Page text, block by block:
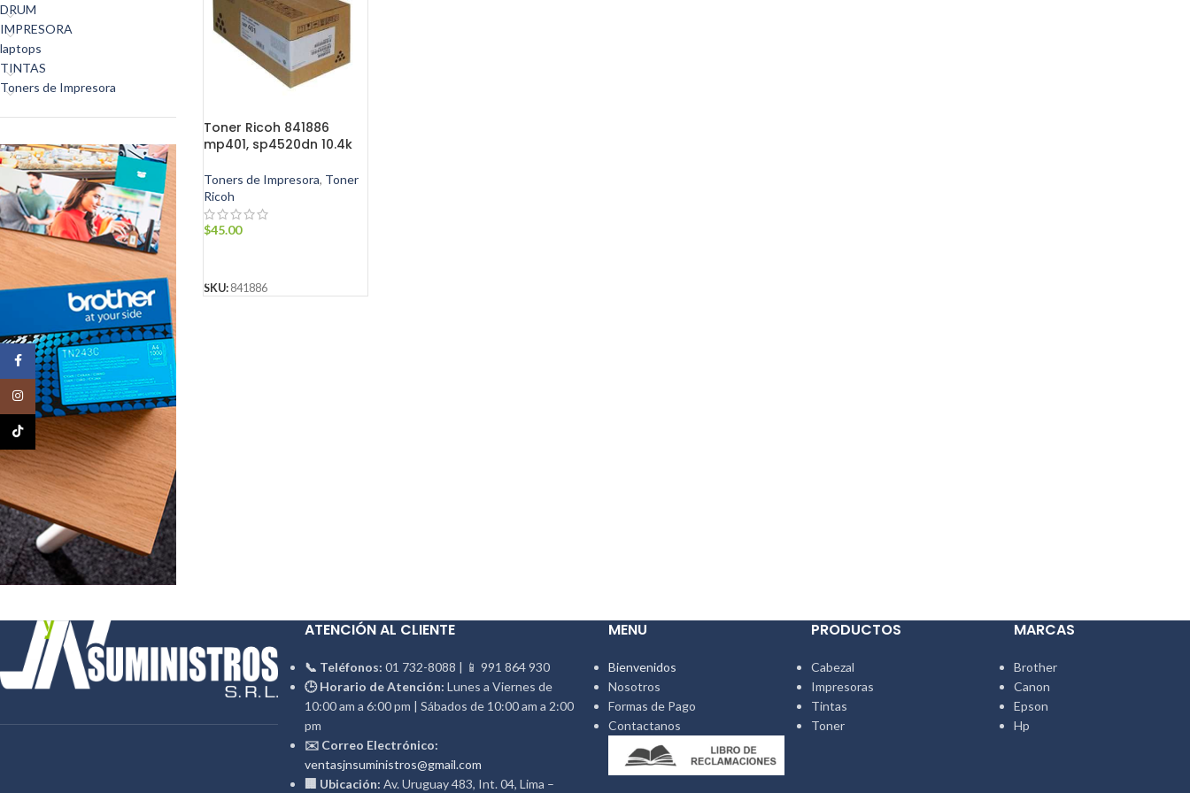
DRUM
IMPRESORA
laptops
TINTAS
Toners de Impresora
Toner Ricoh 841886
mp401, sp4520dn 10.4k
Toners de Impresora, Toner
Ricoh
$45.00
SKU: 841886
ATENCIÓN AL CLIENTE
📞 Teléfonos: 01 732-8088 | 📱 991 864 930
🕒 Horario de Atención: Lunes a Viernes de
10:00 am a 6:00 pm | Sábados de 10:00 am a 2:00
pm
✉️ Correo Electrónico:
ventasjnsuministros@gmail.com
🏢 Ubicación: Av. Uruguay 483, Int. 04, Lima –
MENU
Bienvenidos
Nosotros
Formas de Pago
Contactanos
PRODUCTOS
Cabezal
Impresoras
Tintas
Toner
MARCAS
Brother
Canon
Epson
Hp
Facebook
Instagram
TikTok